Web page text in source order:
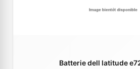
Batterie dell latitude